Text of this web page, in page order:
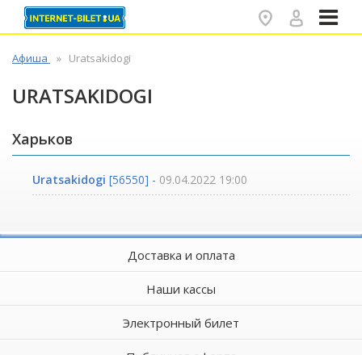
Афиша Uratsakidogi
URATSAKIDOGI
Харьков
Uratsakidogi [56550] - 09.04.2022 19:00
Доставка и оплата
Наши кассы
Электронный билет